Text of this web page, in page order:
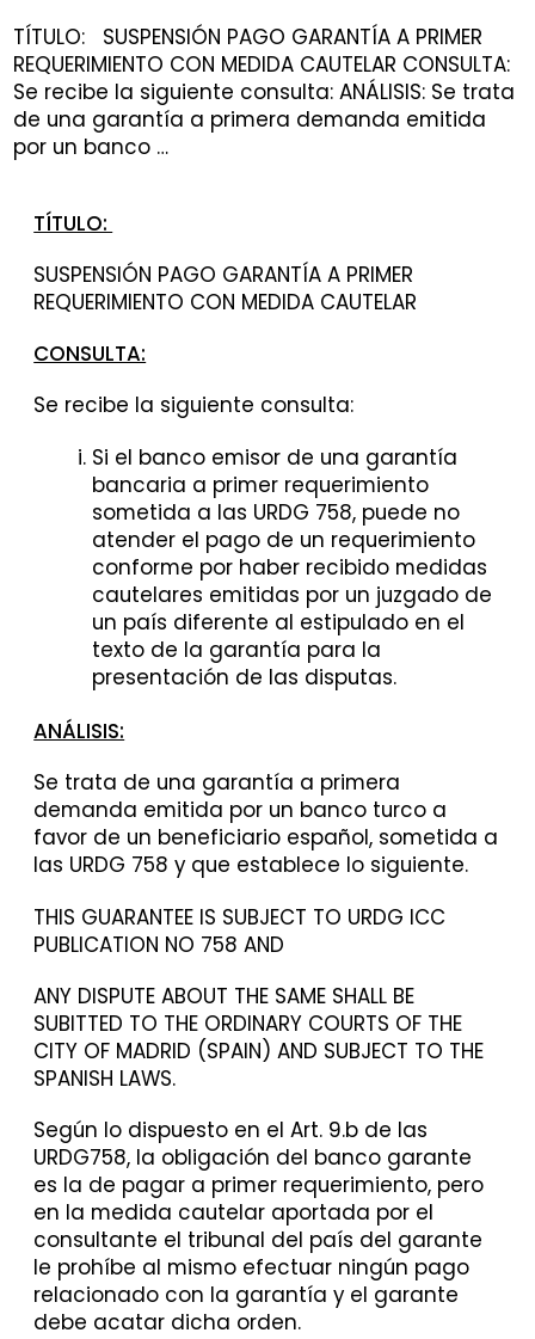
TÍTULO: SUSPENSIÓN PAGO GARANTÍA A PRIMER
REQUERIMIENTO CON MEDIDA CAUTELAR CONSULTA:
Se recibe la siguiente consulta: ANÁLISIS: Se trata
de una garantía a primera demanda emitida
por un banco …
TÍTULO:
SUSPENSIÓN PAGO GARANTÍA A PRIMER
REQUERIMIENTO CON MEDIDA CAUTELAR
CONSULTA:
Se recibe la siguiente consulta:
Si el banco emisor de una garantía
bancaria a primer requerimiento
sometida a las URDG 758, puede no
atender el pago de un requerimiento
conforme por haber recibido medidas
cautelares emitidas por un juzgado de
un país diferente al estipulado en el
texto de la garantía para la
presentación de las disputas.
ANÁLISIS:
Se trata de una garantía a primera
demanda emitida por un banco turco a
favor de un beneficiario español, sometida a
las URDG 758 y que establece lo siguiente.
THIS GUARANTEE IS SUBJECT TO URDG ICC
PUBLICATION NO 758 AND
ANY DISPUTE ABOUT THE SAME SHALL BE
SUBITTED TO THE ORDINARY COURTS OF THE
CITY OF MADRID (SPAIN) AND SUBJECT TO THE
SPANISH LAWS.
Según lo dispuesto en el Art. 9.b de las
URDG758, la obligación del banco garante
es la de pagar a primer requerimiento, pero
en la medida cautelar aportada por el
consultante el tribunal del país del garante
le prohíbe al mismo efectuar ningún pago
relacionado con la garantía y el garante
debe acatar dicha orden.